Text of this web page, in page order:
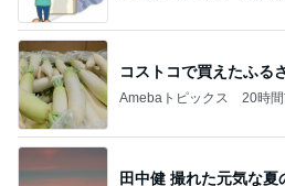
コストコで買えたふる
Amebaトピックス 20時
田中健 撮れた元気な夏